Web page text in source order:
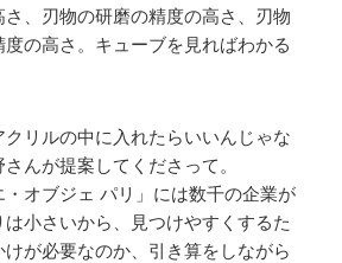
、刃物の研磨の精度の高さ、刃物
度の高さ。キューブを見ればわかる
リルの中に入れたらいいんじゃな
んが提案してくださって。
オブジェ パリ」には数千の企業が
小さいから、見つけやすくするた
が必要なのか、引き算をしながら